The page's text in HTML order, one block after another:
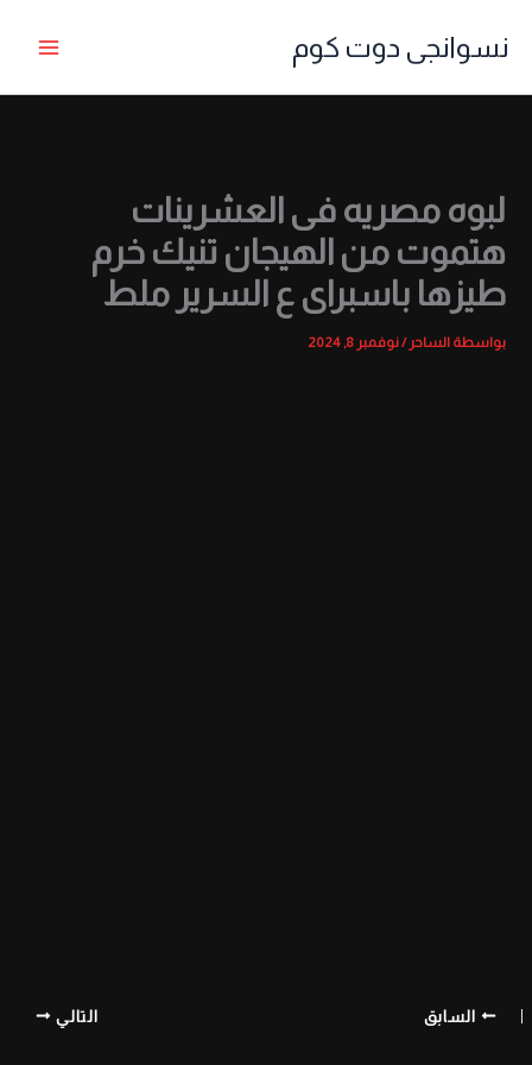
نسوانجى دوت كوم
لبوه مصريه فى العشرينات
هتموت من الهيجان تنيك خرم
طيزها باسبراى ع السرير ملط
بواسطة الساحر/نوفمبر 8, 2024
السابق التالي